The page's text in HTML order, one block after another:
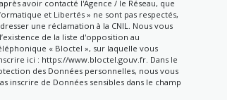
avoir contacté l'Agence / le Réseau, que
et Libertés » ne sont pas respectés,
une réclamation à la CNIL. Nous vous
de la liste d'opposition au
« Bloctel », sur laquelle vous
ici : https://www.bloctel.gouv.fr. Dans le
des Données personnelles, nous vous
inscrire de Données sensibles dans le champ